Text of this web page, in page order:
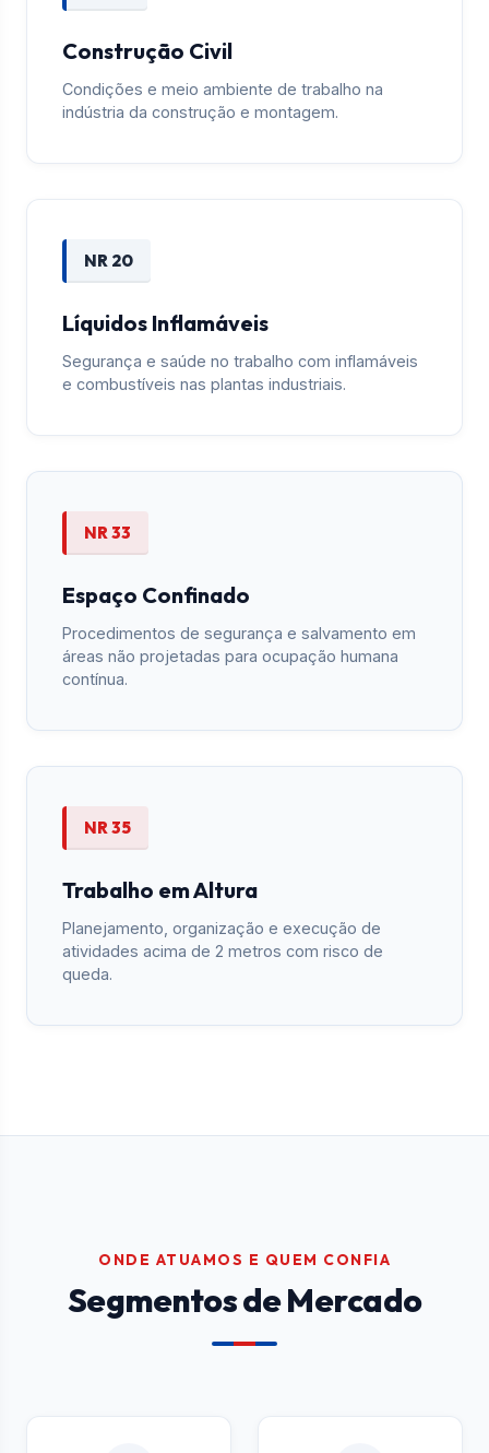
Construção Civil
Condições e meio ambiente de trabalho na
indústria da construção e montagem.
NR 20
Líquidos Inflamáveis
Segurança e saúde no trabalho com inflamáveis
e combustíveis nas plantas industriais.
NR 33
Espaço Confinado
Procedimentos de segurança e salvamento em
áreas não projetadas para ocupação humana
contínua.
NR 35
Trabalho em Altura
Planejamento, organização e execução de
atividades acima de 2 metros com risco de
queda.
ONDE ATUAMOS E QUEM CONFIA
Segmentos de Mercado